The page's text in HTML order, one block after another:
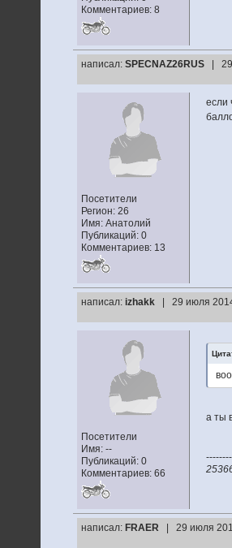
Комментариев: 8
написал: SPECNAZ26RUS |
Посетители
Регион: 26
Имя: Анатолий
Публикаций: 0
Комментариев: 13
если
написал: izhakk | 29 июля
Посетители
Имя: --
Публикаций: 0
Комментариев: 66
а ты
написал: FRAER | 29 июля